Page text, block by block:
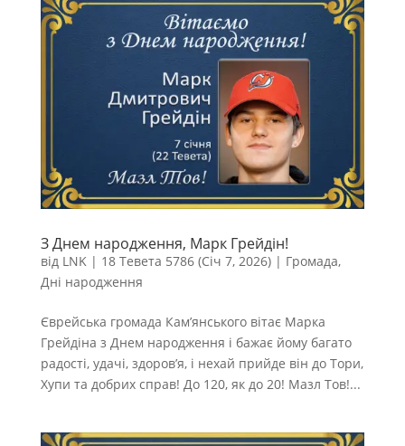
З Днем народження, Марк Грейдін!
від LNK| 18 Тевета 5786 (Січ 7, 2026)| Громада,
Дні народження
Єврейська громада Кам’янського вітає Марка
Грейдіна з Днем народження і бажає йому багато
радості, удачі, здоров’я, і нехай прийде він до Тори,
Хупи та добрих справ! До 120, як до 20! Мазл Тов!...